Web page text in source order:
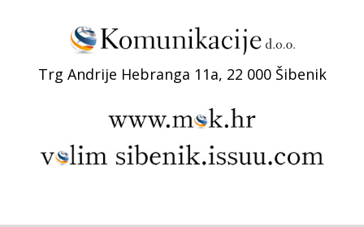
Trg Andrije Hebranga 11a, 22 000 Šibenik